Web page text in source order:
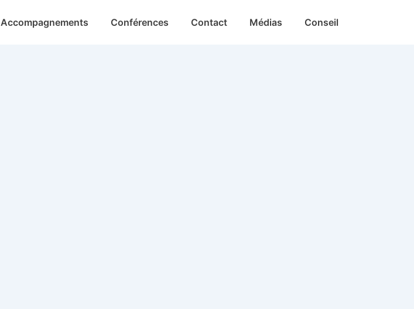
Accompagnements Conférences Contact Médias Conseil